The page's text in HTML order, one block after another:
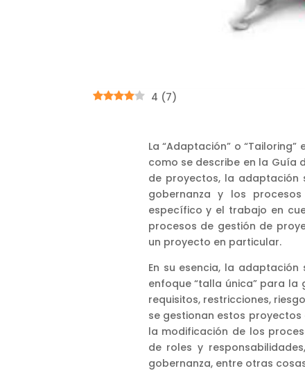
4 (7)
La “Adaptación” o
como se describe en la Guía
de proyectos, la adaptación
gobernanza y los
específico y el trabajo en
procesos de gestión de
un proyecto en particular.
En su esencia, la
enfoque “talla única” para
requisitos, restricciones,
se gestionan estos
la modificación de los
de roles y
gobernanza, entre otras